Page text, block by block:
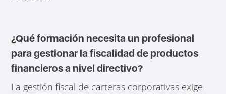
¿Qué formación necesita un profesional
para gestionar la fiscalidad de productos
financieros a nivel directivo?
La gestión fiscal de carteras corporativas exige